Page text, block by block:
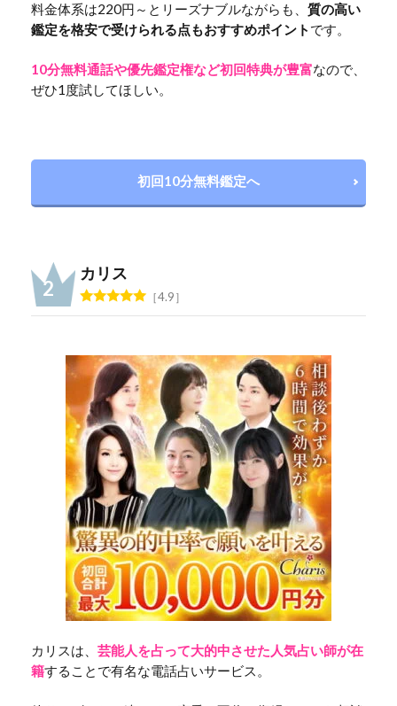
料金体系は220円～とリーズナブルながらも、 質の高い
鑑定を格安で受けられる点もおすすめポイント です。
10分無料通話や優先鑑定権など初回特典が豊富なので、
ぜひ1度試してほしい。
初回10分無料鑑定へ
カリス
4.9
カリスは、 芸能人を占って大的中させた人気占い師が在
籍することで有名な電話占いサービス。